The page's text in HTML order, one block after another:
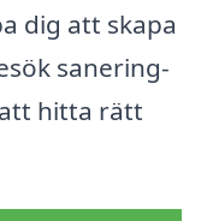
dig att skapa
sanering-
hitta rätt